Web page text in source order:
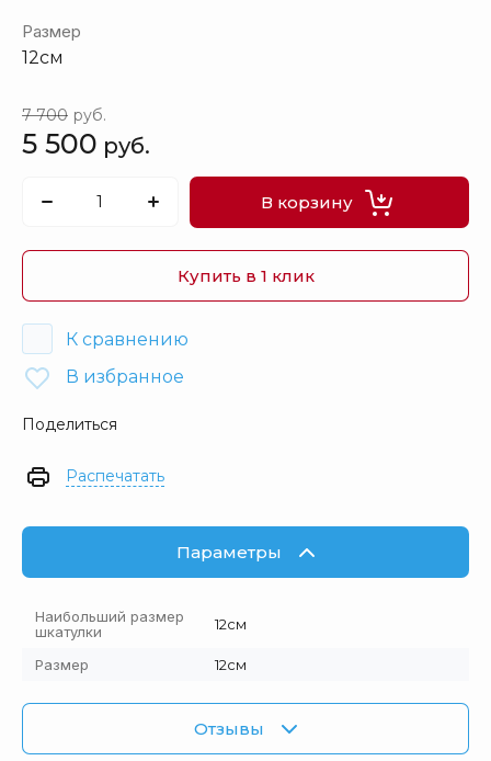
Размер
12см
7 700 руб.
5 500 руб.
В корзину
Купить в 1 клик
К сравнению
В избранное
Поделиться
Распечатать
Параметры
Наибольший размер
шкатулки
12см
Размер 12см
Отзывы